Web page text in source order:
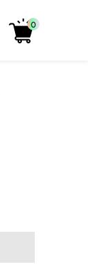
0